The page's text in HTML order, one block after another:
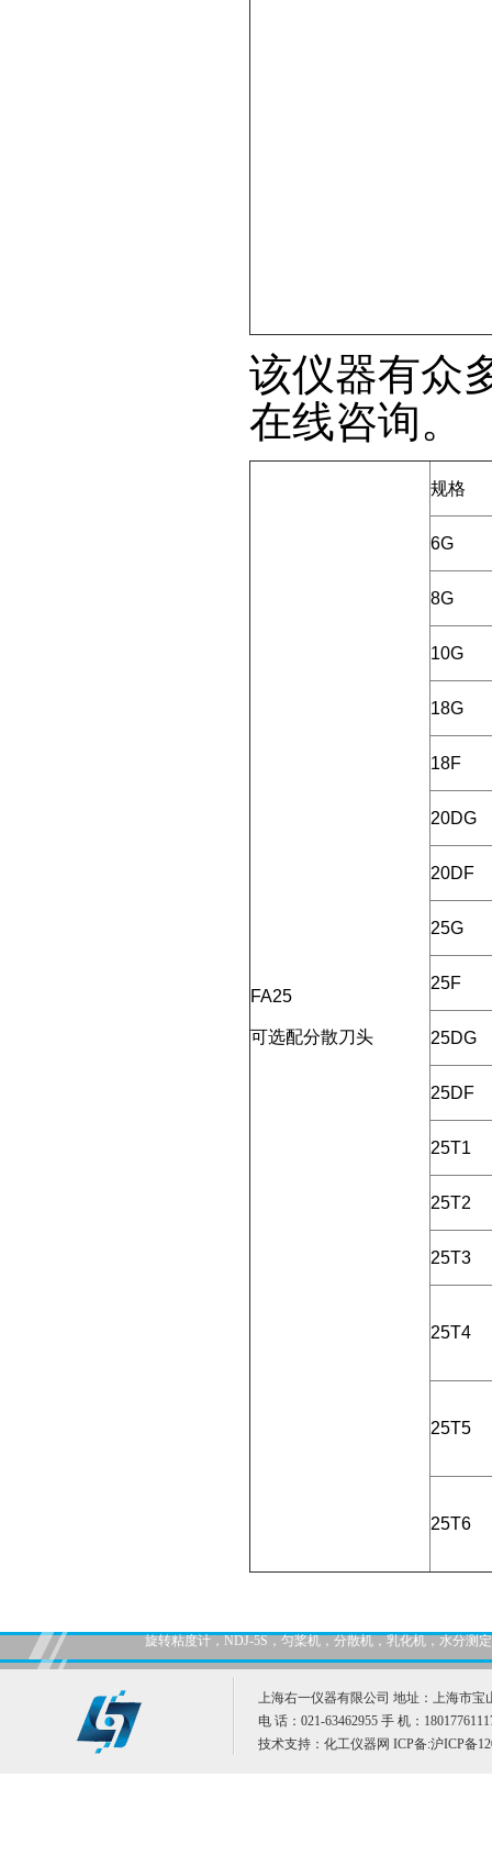
该仪器有众
在线咨询。
FA25
可选配分散刀头
规格
6G
8G
10G
18G
18F
20DG
20DF
25G
25F
25DG
25DF
25T1
25T2
25T3
25T4
25T5
25T6
旋转粘度计，NDJ-5S，匀桨机，分散机，乳化机，水分测
上海右一仪器有限公司 地址：上海市宝
电 话：021-63462955 手 机：
技术支持： 化工仪器网 ICP备:沪ICP备